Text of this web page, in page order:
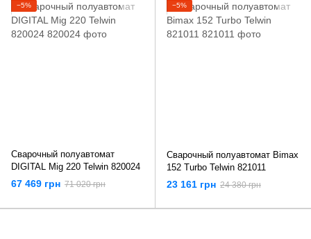
−5%
Сварочный полуавтомат
DIGITAL Mig 220 Telwin 820024
67 469 грн 71 020 грн
−5%
Сварочный полуавтомат Bimax
152 Turbo Telwin 821011
23 161 грн 24 380 грн